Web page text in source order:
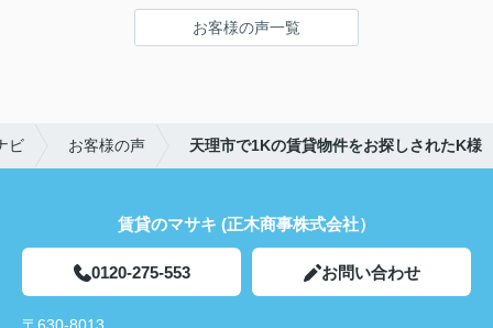
鍵の受け取りのときに、また元気(o・・o)/~お店に
お客様の声一覧
ビ お客様の声 天理市で1Kの賃貸物件をお探しされたK様
賃貸のマサキ (正木商事株式会社）
0120-275-553 お問い合わせ